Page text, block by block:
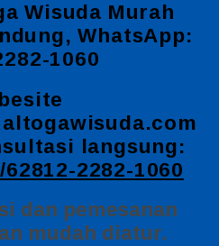
Wisuda Murah
WhatsApp:
1060
langsung:
2282-1060
dan pemesanan
mudah diatur.